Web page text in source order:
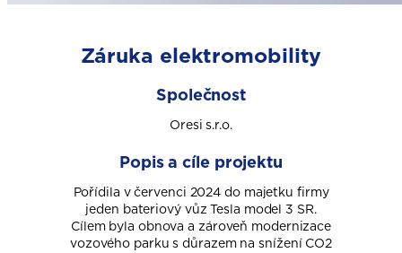
Záruka elektromobility
Společnost
Oresi s.r.o.
Popis a cíle projektu
Pořídila v červenci 2024 do majetku firmy
jeden bateriový vůz Tesla model 3 SR.
Cílem byla obnova a zároveň modernizace
vozového parku s důrazem na snížení CO2